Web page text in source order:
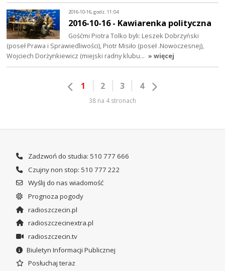
2016-10-16, godz. 11:04
2016-10-16 - Kawiarenka polityczna
Gośćmi Piotra Tolko byli: Leszek Dobrzyński
(poseł Prawa i Sprawiedliwości), Piotr Misiło (poseł .Nowoczesnej),
Wojciech Dorżynkiewicz (miejski radny klubu… » więcej
1 2 3 4
38 na 4 stronach
Zadzwoń do studia: 510 777 666
Czujny non stop: 510 777 222
Wyślij do nas wiadomość
Prognoza pogody
radioszczecin.pl
radioszczecinextra.pl
radioszczecin.tv
Biuletyn Informacji Publicznej
Posłuchaj teraz